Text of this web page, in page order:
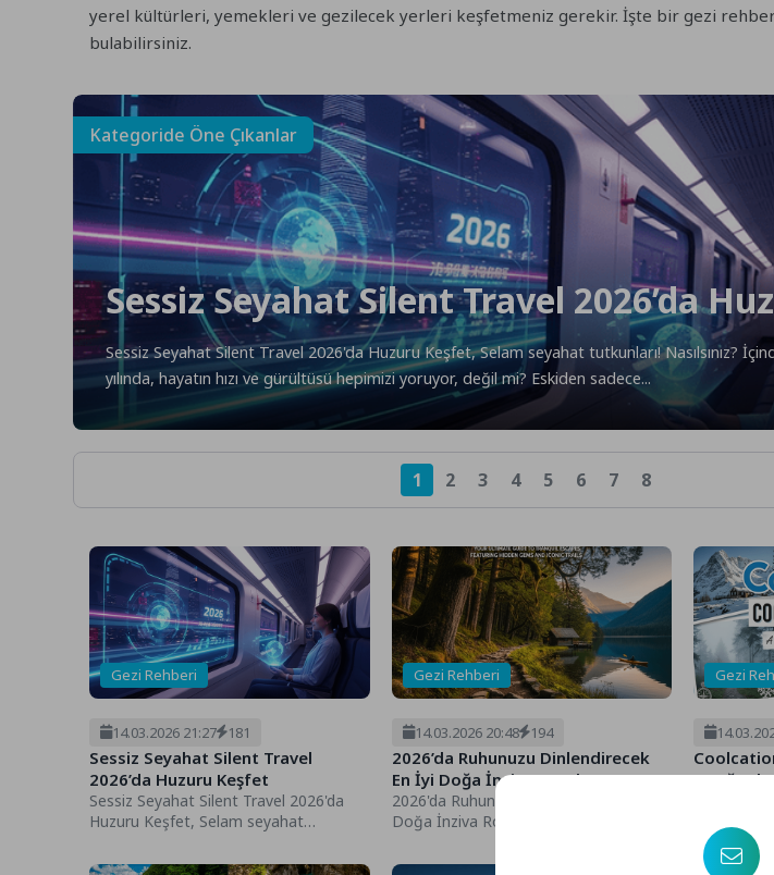
yerel kültürleri, yemekleri ve gezilecek yerleri keşfetmeniz gerekir. İşte bir gezi
bulabilirsiniz.
Kategoride Öne Çıkanlar
Sessiz Seyahat Silent Travel 2026’da
Sessiz Seyahat Silent Travel 2026'da Huzuru Keşfet, Selam seyahat tutkunları! Nasılsınız?
yılında, hayatın hızı ve gürültüsü hepimizi yoruyor, değil mi? Eskiden sadece...
1 2 3 4 5 6 7 8
Gezi Rehberi
14.03.2026 21:27 181
Sessiz Seyahat Silent Travel
2026’da Huzuru Keşfet
Sessiz Seyahat Silent Travel 2026'da
Huzuru Keşfet, Selam seyahat
bulunduğumuz 2026 yılında,...
Gezi Rehberi
14.03.2026 20:48 194
2026’da Ruhunuzu Dinlendirecek
En İyi Doğa İnziva Rotaları
2026'da Ruhunuzu Dinlendirecek En İyi
Doğa İnziva Rotaları, Selam
bulunduğumuz 2026 yılında,...
Gezi
arayan